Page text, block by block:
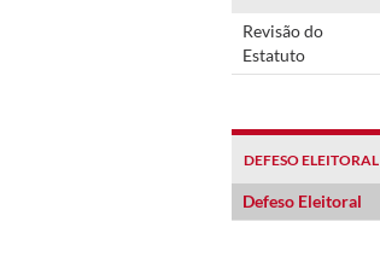
Revisão do
Estatuto
DEFESO ELEITORAL
Defeso Eleitoral